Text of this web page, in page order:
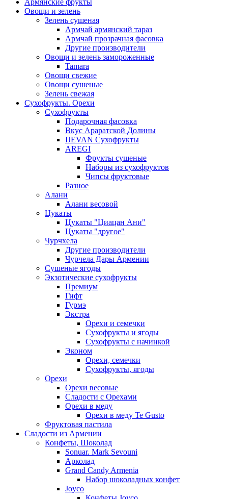
Армянские фрукты
Овощи и зелень
Зелень сушеная
Армчай армянский тараз
Армчай прозрачная фасовка
Другие производители
Овощи и зелень замороженные
Tamara
Овощи свежие
Овощи сушеные
Зелень свежая
Сухофрукты. Орехи
Сухофрукты
Подарочная фасовка
Вкус Араратской Долины
IJEVAN Сухофрукты
AREGI
Фрукты сушеные
Наборы из сухофруктов
Чипсы фруктовые
Разное
Алани
Алани весовой
Цукаты
Цукаты "Циацан Ани"
Цукаты "другое"
Чурчхела
Другие производители
Чурчела Дары Армении
Сушеные ягоды
Экзотические сухофрукты
Премиум
Гифт
Гурмэ
Экстра
Орехи и семечки
Сухофрукты и ягоды
Сухофрукты с начинкой
Эконом
Орехи, семечки
Сухофрукты, ягоды
Орехи
Орехи весовые
Сладости с Орехами
Орехи в меду
Орехи в меду Te Gusto
Фруктовая пастила
Сладости из Армении
Конфеты, Шоколад
Sonuar. Mark Sevouni
Арколад
Grand Candy Armenia
Набор шоколадных конфет
Joyco